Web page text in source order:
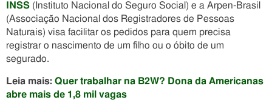
INSS (Instituto Nacional do Seguro Social) e a Arpen-Brasil
(Associação Nacional dos Registradores de Pessoas
Naturais) visa facilitar os pedidos para quem precisa
registrar o nascimento de um filho ou o óbito de um
segurado.
Leia mais: Quer trabalhar na B2W? Dona da Americanas
abre mais de 1,8 mil vagas